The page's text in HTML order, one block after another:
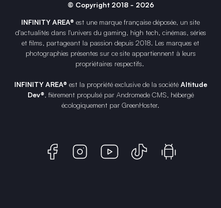
© Copyright 2018 - 2026
INFINITY AREA® est une marque française déposée, un site
d'actualités dans l'univers du gaming, high tech, cinémas, séries
et films, partageant la passion depuis 2018. Les marques et
photographies présentes sur ce site appartiennent à leurs
propriétaires respectifs.
INFINITY AREA® est la propriété exclusive de la société Altitude
Dev®, fièrement propulsé par Andromede CMS, hébergé
écologiquement par GreenHoster.